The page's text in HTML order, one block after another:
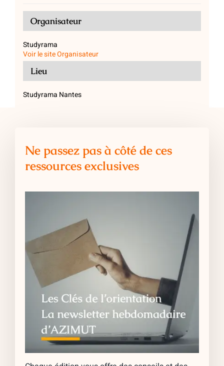
Lieu
Studyrama Nantes
Organisateur
Studyrama
Voir le site Organisateur
Ne passez pas à côté de ces
ressources exclusives